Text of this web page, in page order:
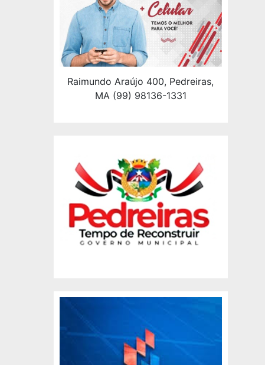
Raimundo Araújo 400, Pedreiras,
MA (99) 98136-1331